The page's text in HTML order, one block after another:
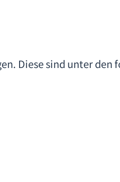
Diese sind unter den